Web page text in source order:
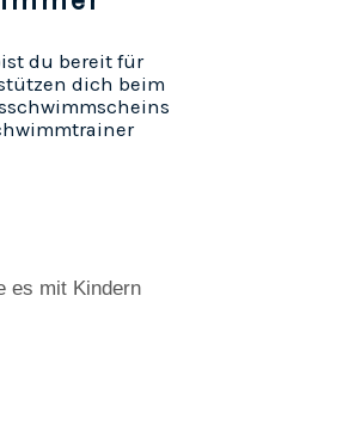
du bereit für
dich beim
es mit Kindern